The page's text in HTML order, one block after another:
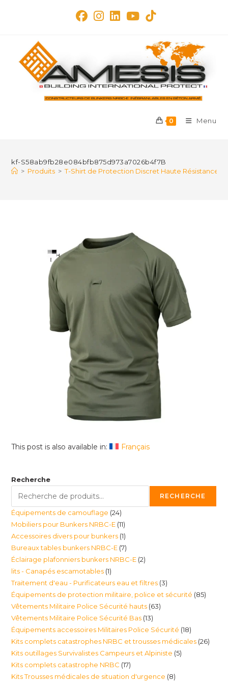
0 Menu
kf-S58ab9fb28e084bfb875d973a7026b4f7B
> Produits > T-Shirt de Protection Discret Haute Résistance
This post is also available in: Français
Recherche
RECHERCHE
Équipements de camouflage 2424
produits
Mobiliers pour Bunkers NRBC-E 1111
produits
Accessoires divers pour bunkers 11
produit
Bureaux tables bunkers NRBC-E 77
produits
Éclairage plafonniers bunkers NRBC-E 22
lits - Canapés escamotables 11
produit
Traitement d'eau - Purificateurs eau et filtres 33
produits
Équipements de protection militaire, police et sécurité 8585
Vêtements Militaire Police Sécurité hauts 6363
Vêtements Militaire Police Sécurité Bas 1313
produits
Équipements accessoires Militaires Police Sécurité 1818
produits
Kits complets catastrophes NRBC et trousses médicales 2626
Kits outillages Survivalistes Campeurs et Alpiniste 55
Kits complets catastrophe NRBC 1717
produits
Kits Trousses médicales de situation d'urgence 88